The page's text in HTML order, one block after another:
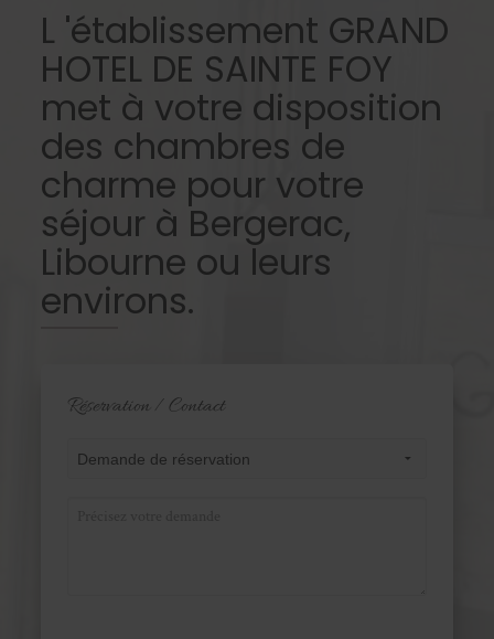
L 'établissement GRAND
HOTEL DE SAINTE FOY
met à votre disposition
des chambres de
charme pour votre
séjour à Bergerac,
Libourne ou leurs
environs.
Réservation / Contact